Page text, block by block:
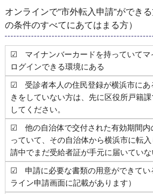
オンラインで”市外転入申請”ができ
の条件のすべてにあてはまる方）
☑ マイナンバーカードを持っていてマ
ログインできる環境にある
☑ 受診者本人の住民登録が横浜市に
きをしていない方は、先に区役所戸籍
してください。
☑ 他の自治体で交付された有効期間内
っていて、その自治体から横浜市に転
請中でまだ受給者証が手元に届いてい
☑ 申請に必要な書類の用意ができてい
ライン申請画面に記載があります）